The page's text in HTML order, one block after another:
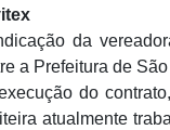
da
a Prefeitura de
do
atualmente